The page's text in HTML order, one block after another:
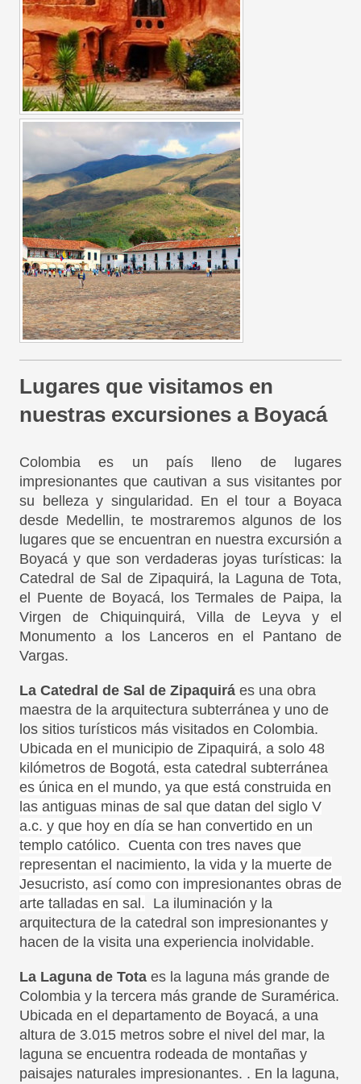
Lugares que visitamos en
nuestras excursiones a Boyacá
Colombia es un país lleno de lugares
impresionantes que cautivan a sus visitantes por
su belleza y singularidad. En el tour a Boyaca
desde Medellin, te mostraremos algunos de los
lugares que se encuentran en nuestra excursión a
Boyacá y que son verdaderas joyas turísticas: la
Catedral de Sal de Zipaquirá, la Laguna de Tota,
el Puente de Boyacá, los Termales de Paipa, la
Virgen de Chiquinquirá, Villa de Leyva y el
Monumento a los Lanceros en el Pantano de
Vargas.
La Catedral de Sal de Zipaquirá es una obra
maestra de la arquitectura subterránea y uno de
los sitios turísticos más visitados en Colombia.
Ubicada en el municipio de Zipaquirá, a solo 48
kilómetros de Bogotá, esta catedral subterránea
es única en el mundo, ya que está construida en
las antiguas minas de sal que datan del siglo V
a.c. y que hoy en día se han convertido en un
templo católico. Cuenta con tres naves que
representan el nacimiento, la vida y la muerte de
Jesucristo, así como con impresionantes obras de
arte talladas en sal. La iluminación y la
arquitectura de la catedral son impresionantes y
hacen de la visita una experiencia inolvidable.
La Laguna de Tota es la laguna más grande de
Colombia y la tercera más grande de Suramérica.
Ubicada en el departamento de Boyacá, a una
altura de 3.015 metros sobre el nivel del mar, la
laguna se encuentra rodeada de montañas y
paisajes naturales impresionantes. . En la laguna,